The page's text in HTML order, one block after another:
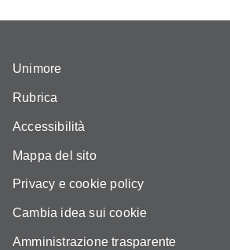
Unimore
Rubrica
Accessibilità
Mappa del sito
Privacy e cookie policy
Cambia idea sui cookie
Amministrazione trasparente